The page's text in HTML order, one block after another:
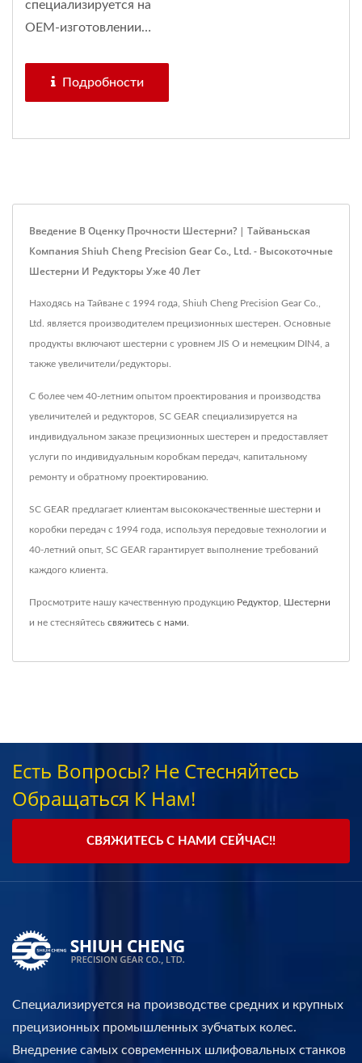
специализируется на
OEM-изготовлении
Подробности
Введение В Оценку Прочности Шестерни? | Тайваньская
Компания Shiuh Cheng Precision Gear Co., Ltd. - Высокоточные
Шестерни И Редукторы Уже 40 Лет
Находясь на Тайване с 1994 года, Shiuh Cheng Precision Gear Co.,
Ltd. является производителем прецизионных шестерен. Основные
продукты включают шестерни с уровнем JIS O и немецким DIN4, а
также увеличители/редукторы.
С более чем 40-летним опытом проектирования и производства
увеличителей и редукторов, SC GEAR специализируется на
индивидуальном заказе прецизионных шестерен и предоставляет
услуги по индивидуальным коробкам передач, капитальному
ремонту и обратному проектированию.
SC GEAR предлагает клиентам высококачественные шестерни и
коробки передач с 1994 года, используя передовые технологии и
40-летний опыт, SC GEAR гарантирует выполнение требований
каждого клиента.
Просмотрите нашу качественную продукцию Редуктор Шестерни
и не стесняйтесь свяжитесь с нами
Есть Вопросы? Не Стесняйтесь
Обращаться К Нам!
СВЯЖИТЕСЬ С НАМИ СЕЙЧАС!!
Специализируется на производстве средних и крупных
прецизионных промышленных зубчатых колес.
Внедрение самых современных шлифовальных станков